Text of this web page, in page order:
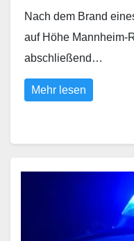
Nach dem Brand
auf Höhe Mannheim-
abschließend…
Mehr lesen